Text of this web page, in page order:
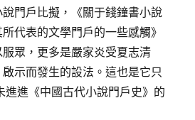
門戶比擬，《關于錢鐘書小說
代表的文學門戶的一些感觸》
眾，更多是嚴家炎受夏志清
啟示而發生的設法。這也是它只
進進《中國古代小說門戶史》的